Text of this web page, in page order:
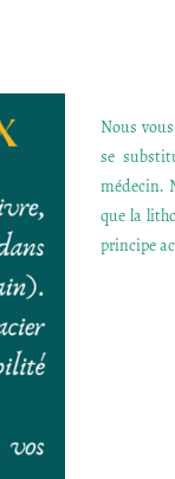
Nous
se
médecin.
que la
principe